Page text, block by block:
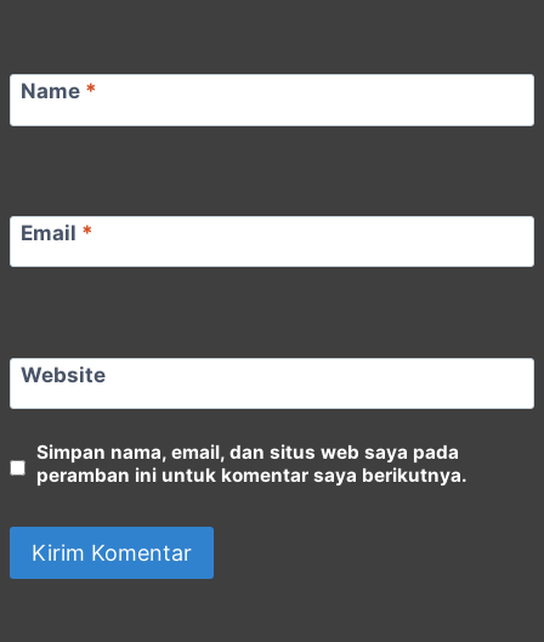
Name *
Email *
Website
Simpan nama, email, dan situs web saya pada
peramban ini untuk komentar saya berikutnya.